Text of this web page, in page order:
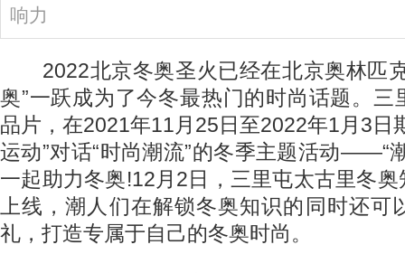
响力
2022北京冬奥圣火已经在北京奥林匹
奥”一跃成为了今冬最热门的时尚话题。三
品片，在2021年11月25日至2022年1月3日
运动”对话“时尚潮流”的冬季主题活动——“
一起助力冬奥!12月2日，三里屯太古里冬
上线，潮人们在解锁冬奥知识的同时还可
礼，打造专属于自己的冬奥时尚。